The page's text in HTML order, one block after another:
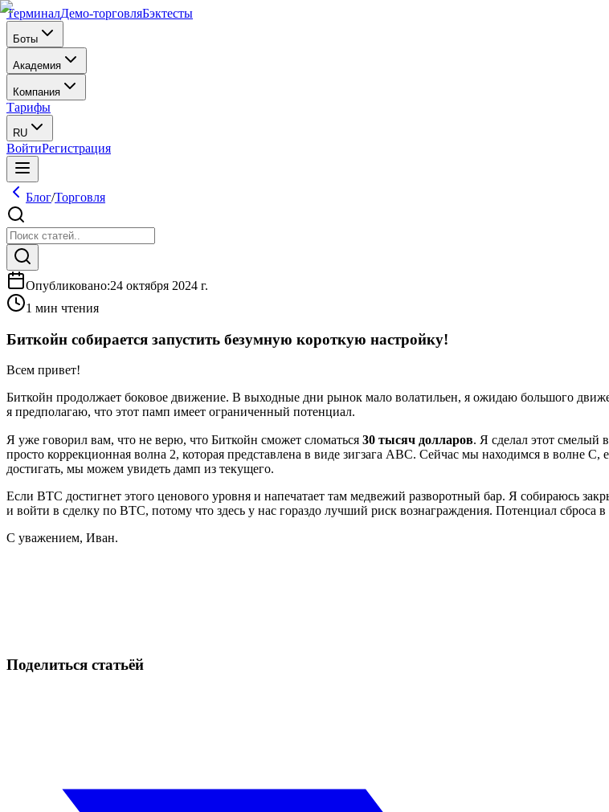
ТерминалДемо-торговляБэктесты
Боты
Академия
Компания
Тарифы
RU
ВойтиРегистрация
Блог/Торговля
Опубликовано:24 октября 2024 г.
1 мин чтения
Биткойн собирается запустить безумную короткую настройку!
Всем привет!
Биткойн продолжает боковое движение. В выходные дни рынок мало волатильен, я ожидаю большого
я предполагаю, что этот памп имеет ограниченный потенциал.
Я уже говорил вам, что не верю, что Биткойн сможет сломаться 30 тысяч долларов. Я сделал этот смелый
просто коррекционная волна 2, которая представлена ​​в виде зигзага ABC. Сейчас мы находимся в волне
достигать, мы можем увидеть дамп из текущего.
Если BTC достигнет этого ценового уровня и напечатает там медвежий разворотный бар. Я собираюсь
и войти в сделку по BTC, потому что здесь у нас гораздо лучший риск вознаграждения. Потенциал сброса
С уважением, Иван.
Поделиться статьёй